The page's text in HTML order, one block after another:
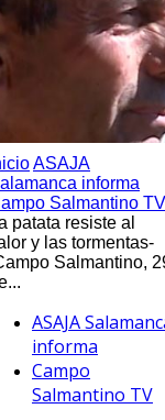
ASAJA
informa
Salmantino TV
patata resiste al
y las tormentas-
Salmantino,
ASAJA
informa
Campo
Salmantino TV